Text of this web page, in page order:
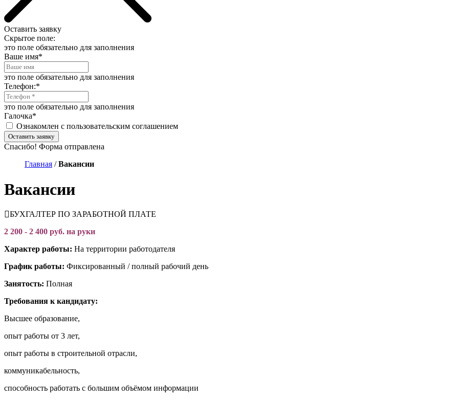
Оставить заявку
Скрытое поле:
это поле обязательно для заполнения
Ваше имя*
это поле обязательно для заполнения
Телефон:*
это поле обязательно для заполнения
Галочка*
Ознакомлен с пользовательским соглашением
Оставить заявку
Спасибо! Форма отправлена
Главная /Вакансии
Вакансии
БУХГАЛТЕР ПО ЗАРАБОТНОЙ ПЛАТЕ
2 200 - 2 400 руб. на руки
Характер работы: На территории работодателя
График работы: Фиксированный / полный рабочий день
Занятость: Полная
Требования к кандидату:
Высшее образование,
опыт работы от 3 лет,
опыт работы в строительной отрасли,
коммуникабельность,
способность работать с большим объёмом информации